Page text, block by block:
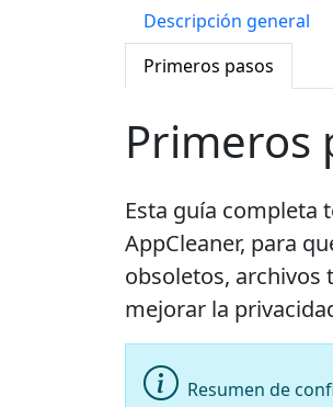
Descripción general
Primeros pasos
Primeros
Esta guía completa
AppCleaner, para
obsoletos, archivos
mejorar la
Resumen de